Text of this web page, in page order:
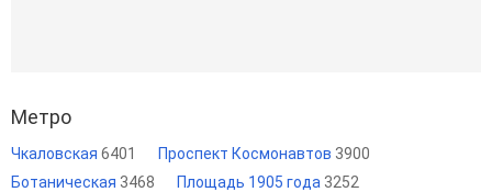
Метро
Чкаловская 6401 Проспект Космонавтов 3900
Ботаническая 3468 Площадь 1905 года 3252